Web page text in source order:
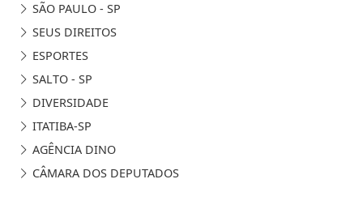
SÃO PAULO - SP
SEUS DIREITOS
ESPORTES
SALTO - SP
DIVERSIDADE
ITATIBA-SP
AGÊNCIA DINO
CÂMARA DOS DEPUTADOS